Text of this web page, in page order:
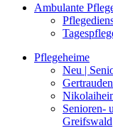
Ambulante
Pflegeheime
Neu |
Senioren-
Greifswald